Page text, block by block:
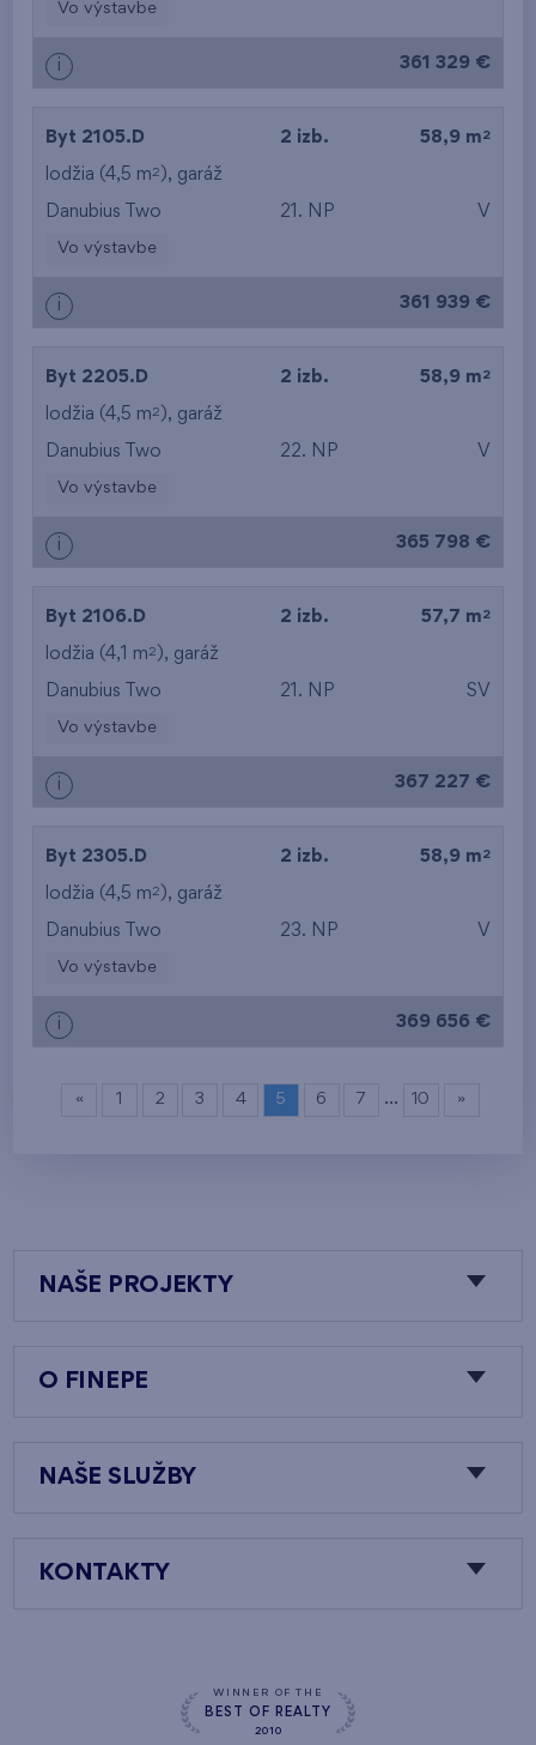
Vo výstavbe
i 361 329 €
Byt 2105.D 2 izb. 58,9 m 2
lodžia (4,5 m2 ), garáž
Danubius Two 21. NP V
Vo výstavbe
i 361 939 €
Byt 2205.D 2 izb. 58,9 m 2
lodžia (4,5 m2 ), garáž
Danubius Two 22. NP V
Vo výstavbe
i 365 798 €
Byt 2106.D 2 izb. 57,7 m 2
lodžia (4,1 m2 ), garáž
Danubius Two 21. NP SV
Vo výstavbe
i 367 227 €
Byt 2305.D 2 izb. 58,9 m 2
lodžia (4,5 m2 ), garáž
Danubius Two 23. NP V
Vo výstavbe
i 369 656 €
« 1 2 3 4 5 6 7 … 10 »
NAŠE PROJEKTY
O FINEPE
NAŠE SLUŽBY
KONTAKTY
WINNER OF THE
BEST OF REALTY
2010